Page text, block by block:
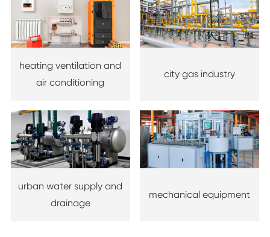
heating ventilation and
air conditioning
city gas industry
urban water supply and
drainage
mechanical equipment